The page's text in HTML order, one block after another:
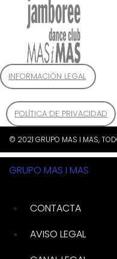
INFORMACIÓN LEGAL
POLÍTICA DE PRIVACIDAD
© 2021 GRUPO MAS I MAS,
GRUPO MAS I MAS
CONTACTA
AVISO LEGAL